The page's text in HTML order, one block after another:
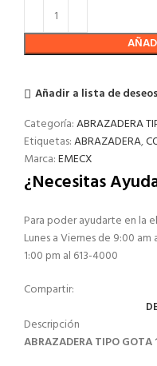
Añadir a lista de deseos
Categoría:ABRAZADERA
Etiquetas:ABRAZADERA,
Marca:EMECX
¿Necesitas
Para poder ayudarte en la
Lunes a Viernes de 9:00
1:00 pm al 613-4000
Compartir:
Descripción
ABRAZADERA TIPO GOTA